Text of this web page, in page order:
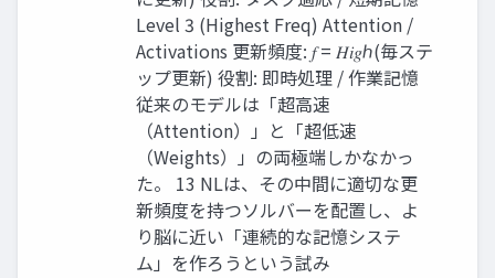
Level 3 (Highest Freq) Attention /
Activations 更新頻度: 𝑓 = 𝐻𝑖𝑔ℎ(毎ステ
ップ更新) 役割: 即時処理 / 作業記憶
従来のモデルは「超高速
（Attention）」と「超低速
（Weights）」の両極端しかなかっ
た。 13 NLは、その中間に適切な更
新頻度を持つソルバーを配置し、よ
り脳に近い「連続的な記憶システ
ム」を作ろうという試み